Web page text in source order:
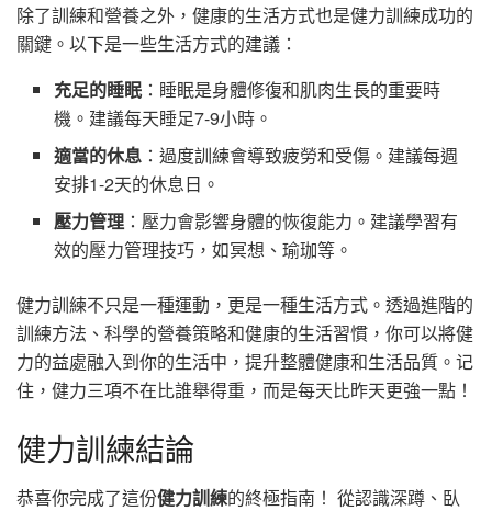
除了訓練和營養之外，健康的生活方式也是健力訓練成功的
關鍵。以下是一些生活方式的建議：
充足的睡眠 ：睡眠是身體修復和肌肉生長的重要時
機。建議每天睡足7-9小時。
適當的休息 ：過度訓練會導致疲勞和受傷。建議每週
安排1-2天的休息日。
壓力管理 ：壓力會影響身體的恢復能力。建議學習有
效的壓力管理技巧，如冥想、瑜珈等。
健力訓練不只是一種運動，更是一種生活方式。透過進階的
訓練方法、科學的營養策略和健康的生活習慣，你可以將健
力的益處融入到你的生活中，提升整體健康和生活品質。记
住，健力三項不在比誰舉得重，而是每天比昨天更強一點！
健力訓練結論
恭喜你完成了這份健力訓練的終極指南！ 從認識深蹲、臥